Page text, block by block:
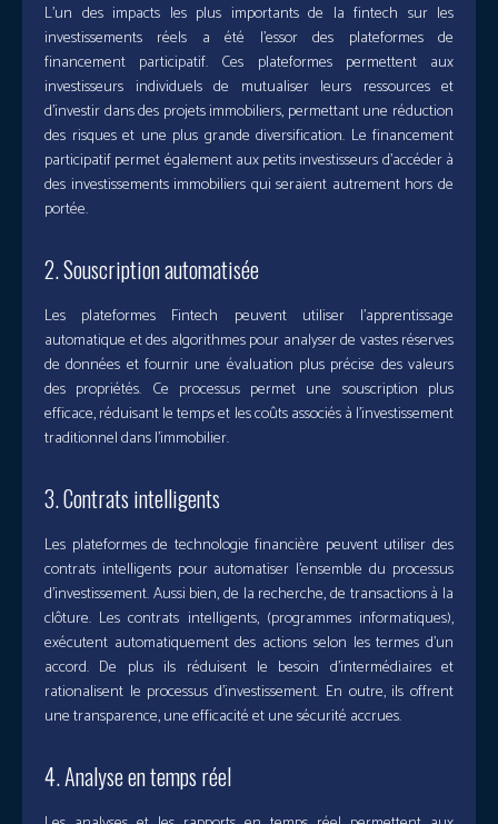
L’un des impacts les plus importants de la fintech sur les
investissements réels a été l’essor des plateformes de
financement participatif. Ces plateformes permettent aux
investisseurs individuels de mutualiser leurs ressources et
d’investir dans des projets immobiliers, permettant une réduction
des risques et une plus grande diversification. Le financement
participatif permet également aux petits investisseurs d’accéder à
des investissements immobiliers qui seraient autrement hors de
portée.
2. Souscription automatisée
Les plateformes Fintech peuvent utiliser l’apprentissage
automatique et des algorithmes pour analyser de vastes réserves
de données et fournir une évaluation plus précise des valeurs
des propriétés. Ce processus permet une souscription plus
efficace, réduisant le temps et les coûts associés à l’investissement
traditionnel dans l’immobilier.
3. Contrats intelligents
Les plateformes de technologie financière peuvent utiliser des
contrats intelligents pour automatiser l’ensemble du processus
d’investissement. Aussi bien, de la recherche, de transactions à la
clôture. Les contrats intelligents, (programmes informatiques),
exécutent automatiquement des actions selon les termes d’un
accord. De plus ils réduisent le besoin d’intermédiaires et
rationalisent le processus d’investissement. En outre, ils offrent
une transparence, une efficacité et une sécurité accrues.
4. Analyse en temps réel